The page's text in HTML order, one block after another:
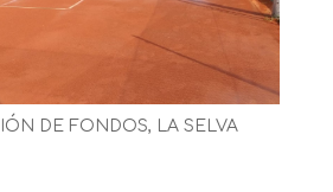
DE FONDOS, LA SELVA